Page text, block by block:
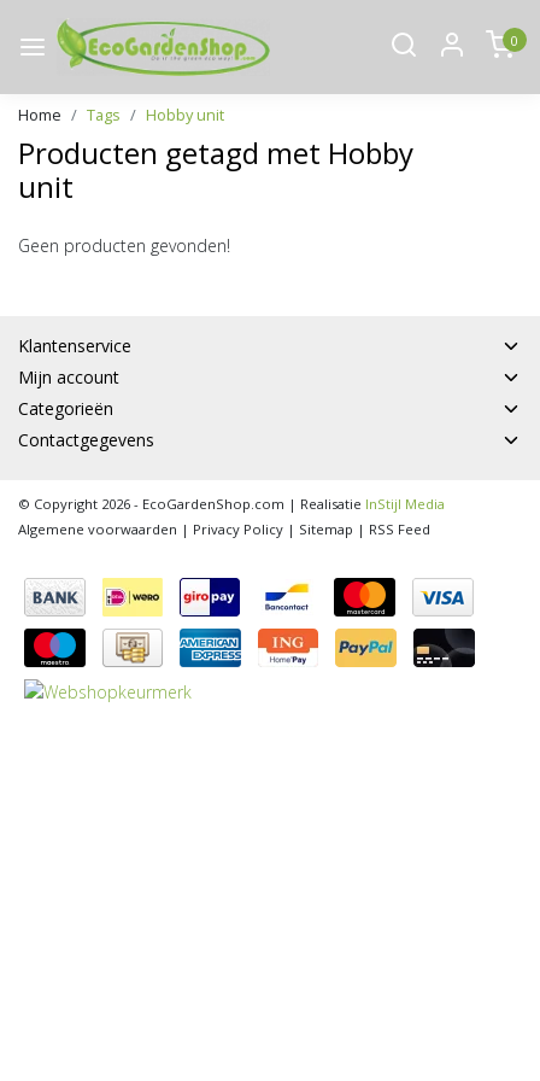
0
Home Tags Hobby unit
Producten getagd met Hobby
unit
Geen producten gevonden!
Klantenservice
Mijn account
Categorieën
Contactgegevens
© Copyright 2026 - EcoGardenShop.com | Realisatie InStijl Media
Algemene voorwaarden | Privacy Policy | Sitemap | RSS Feed